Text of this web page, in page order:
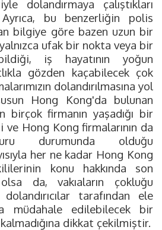
dolandırmaya çalıştıkları
bu benzerliğin polis
bilgiye göre bazen uzun bir
ufak bir nokta veya bir
iş hayatının yoğun
gözden kaçabilecek çok
dolandırılmasına yol
Hong Kong'da bulunan
birçok firmanın yaşadığı bir
Hong Kong firmalarının da
durumunda olduğu
her ne kadar Hong Kong
konu hakkında son
da, vakıaların çokluğu
tarafından ele
müdahale edilebilecek bir
dikkat çekilmiştir.